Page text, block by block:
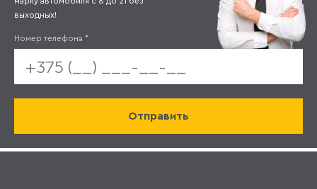
выходных!
Номер телефона *